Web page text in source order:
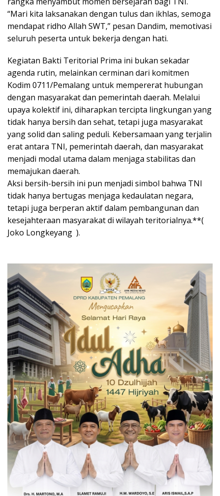
“Mari kita laksanakan dengan tulus dan ikhlas, semoga
mendapat ridho Allah SWT,” pesan Dandim, memotivasi
seluruh peserta untuk bekerja dengan hati.
Kegiatan Bakti Teritorial Prima ini bukan sekadar
agenda rutin, melainkan cerminan dari komitmen
Kodim 0711/Pemalang untuk mempererat hubungan
dengan masyarakat dan pemerintah daerah. Melalui
upaya kolektif ini, diharapkan tercipta lingkungan yang
tidak hanya bersih dan sehat, tetapi juga masyarakat
yang solid dan saling peduli. Kebersamaan yang terjalin
erat antara TNI, pemerintah daerah, dan masyarakat
menjadi modal utama dalam menjaga stabilitas dan
memajukan daerah.
Aksi bersih-bersih ini pun menjadi simbol bahwa TNI
tidak hanya bertugas menjaga kedaulatan negara,
tetapi juga berperan aktif dalam pembangunan dan
kesejahteraan masyarakat di wilayah teritorialnya.**(
Joko Longkeyang ).